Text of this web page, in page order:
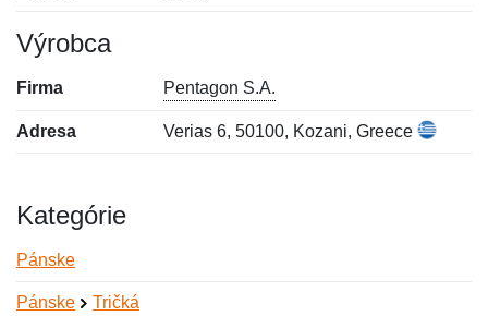
Výrobca
Firma Pentagon S.A.
Adresa Verias 6, 50100, Kozani, Greece
Kategórie
Pánske
Pánske Tričká